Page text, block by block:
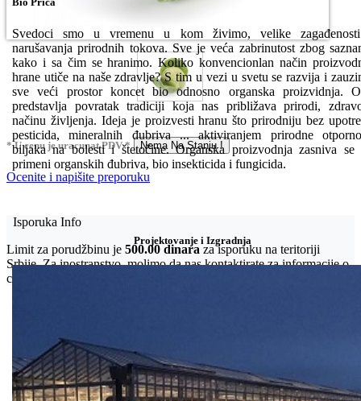
Svedoci smo u vremenu u kom živimo, velike
narušavanja prirodnih tokova. Sve je veća zabrinutost zbog
kako i sa čim se hranimo. Koliko konvencionlan način
hrane utiče na naše zdravlje? S tim u vezi u svetu se razvija i
sve veći prostor koncet bio odnosno organska proizvidnja.
predstavlja povratak tradiciji koja nas približava prirodi,
načinu življenja. Ideja je proizvesti hranu što prirodniju bez
pesticida, mineralnih đubriva ... aktiviranjem prirodne
biljaka na bolesti i štetočine. Organska proizvodnja zasniva se
primeni organskih đubriva, bio insekticida i fungicida.
Projektovanje i Izgradnja
* U cenu je uracunat PDV * Nema Na Stanju !
Ocenite i napišite preporuku
Isporuka Info
Limit za porudžbinu je 500.00 dinara za isporuku na teritoriji
Srbije. Za inostranstvo, molimo da nas kontaktirate za informacije o
ceni i mogućnostima isporuke.
Biostimulacija
Dezinfekcija
Feromoni i klopke